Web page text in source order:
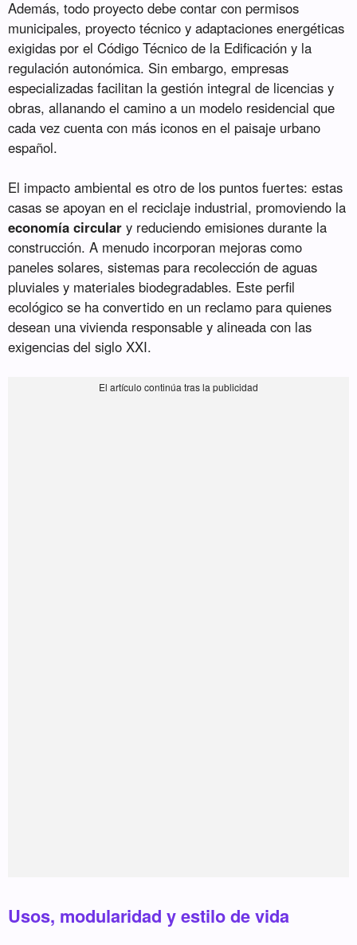
Además, todo proyecto debe contar con permisos
municipales, proyecto técnico y adaptaciones energéticas
exigidas por el Código Técnico de la Edificación y la
regulación autonómica. Sin embargo, empresas
especializadas facilitan la gestión integral de licencias y
obras, allanando el camino a un modelo residencial que
cada vez cuenta con más iconos en el paisaje urbano
español.
El impacto ambiental es otro de los puntos fuertes: estas
casas se apoyan en el reciclaje industrial, promoviendo la
economía circular y reduciendo emisiones durante la
construcción. A menudo incorporan mejoras como
paneles solares, sistemas para recolección de aguas
pluviales y materiales biodegradables. Este perfil
ecológico se ha convertido en un reclamo para quienes
desean una vivienda responsable y alineada con las
exigencias del siglo XXI.
Usos, modularidad y estilo de vida